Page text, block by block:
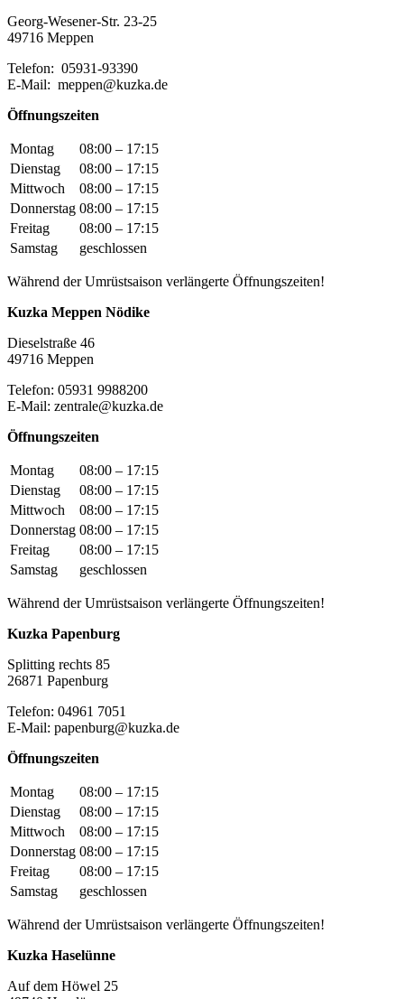
Georg-Wesener-Str. 23-25
49716 Meppen
Telefon: 05931-93390
E-Mail: meppen@kuzka.de
Öffnungszeiten
Montag
08:00 – 17:15
Dienstag
08:00 – 17:15
Mittwoch
08:00 – 17:15
Donnerstag 08:00 – 17:15
Freitag
08:00 – 17:15
Samstag
geschlossen
Während der Umrüstsaison verlängerte Öffnungszeiten!
Kuzka Meppen Nödike
Dieselstraße 46
49716 Meppen
Telefon: 05931 9988200
E-Mail: zentrale@kuzka.de
Öffnungszeiten
Montag
08:00 – 17:15
Dienstag
08:00 – 17:15
Mittwoch
08:00 – 17:15
Donnerstag 08:00 – 17:15
Freitag
08:00 – 17:15
Samstag
geschlossen
Während der Umrüstsaison verlängerte Öffnungszeiten!
Kuzka Papenburg
Splitting rechts 85
26871 Papenburg
Telefon: 04961 7051
E-Mail: papenburg@kuzka.de
Öffnungszeiten
Montag
08:00 – 17:15
Dienstag
08:00 – 17:15
Mittwoch
08:00 – 17:15
Donnerstag 08:00 – 17:15
Freitag
08:00 – 17:15
Samstag
geschlossen
Während der Umrüstsaison verlängerte Öffnungszeiten!
Kuzka Haselünne
Auf dem Höwel 25